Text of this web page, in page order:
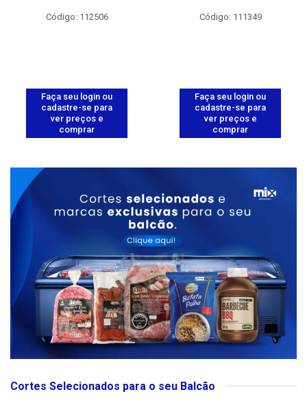
Código: 112506
Faça seu login ou
cadastre-se para
ver preços e
comprar
Código: 111349
Faça seu login ou
cadastre-se para
ver preços e
comprar
Cortes Selecionados para o seu Balcão